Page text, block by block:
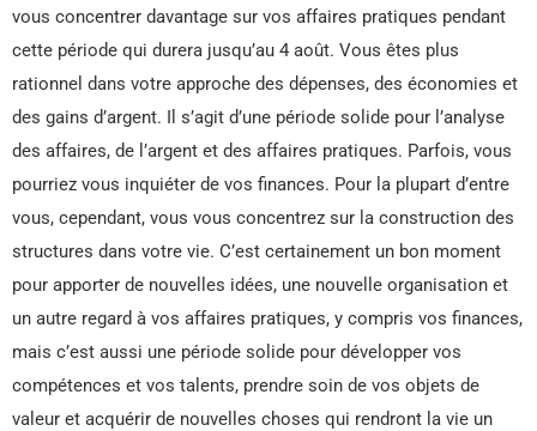
vous concentrer davantage sur vos affaires pratiques pendant
cette période qui durera jusqu’au 4 août. Vous êtes plus
rationnel dans votre approche des dépenses, des économies et
des gains d’argent. Il s’agit d’une période solide pour l’analyse
des affaires, de l’argent et des affaires pratiques. Parfois, vous
pourriez vous inquiéter de vos finances. Pour la plupart d’entre
vous, cependant, vous vous concentrez sur la construction des
structures dans votre vie. C’est certainement un bon moment
pour apporter de nouvelles idées, une nouvelle organisation et
un autre regard à vos affaires pratiques, y compris vos finances,
mais c’est aussi une période solide pour développer vos
compétences et vos talents, prendre soin de vos objets de
valeur et acquérir de nouvelles choses qui rendront la vie un